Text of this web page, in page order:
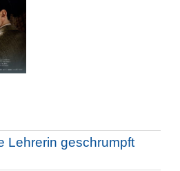
Lehrerin geschrumpft